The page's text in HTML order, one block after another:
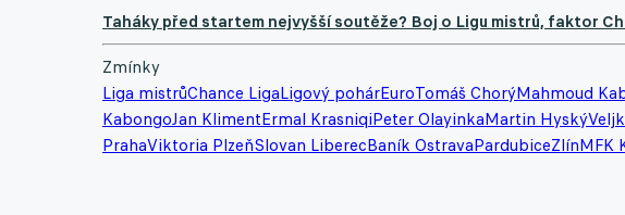
Taháky před startem nejvyšší soutěže? Boj o Ligu mistrů, faktor
Zmínky
Liga mistrůChance LigaLigový pohárEuroTomáš ChorýMahmoud
KabongoJan KlimentErmal KrasniqiPeter OlayinkaMartin Hyský
PrahaViktoria PlzeňSlovan LiberecBaník OstravaPardubiceZlínMFK